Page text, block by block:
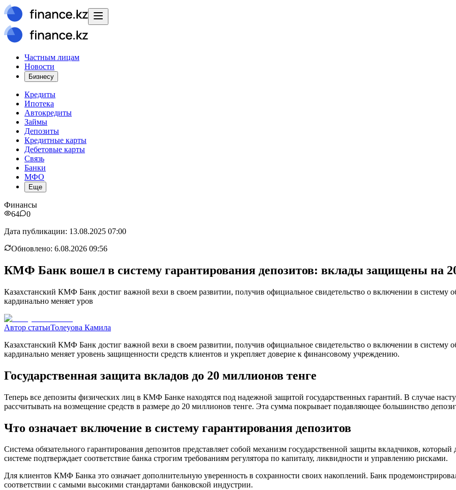
Частным лицам
Новости
Бизнесу
Кредиты
Ипотека
Автокредиты
Займы
Депозиты
Кредитные карты
Дебетовые карты
Связь
Банки
МФО
Еще
Финансы
64
0
Дата публикации: 13.08.2025 07:00
Обновлено: 6.08.2026 09:56
КМФ Банк вошел в систему гарантирования депозитов: вклады защищены на
Казахстанский КМФ Банк достиг важной вехи в своем развитии, получив официальное свидетельство о включении в систему
кардинально меняет уров
Автор статьиТолеуова Камила
Казахстанский КМФ Банк достиг важной вехи в своем развитии, получив официальное свидетельство о включении в систему
кардинально меняет уровень защищенности средств клиентов и укрепляет доверие к финансовому учреждению.
Государственная защита вкладов до 20 миллионов тенге
Теперь все депозиты физических лиц в КМФ Банке находятся под надежной защитой государственных гарантий. В случае
рассчитывать на возмещение средств в размере до 20 миллионов тенге. Эта сумма покрывает подавляющее большинство
Что означает включение в систему гарантирования депозитов
Система обязательного гарантирования депозитов представляет собой механизм государственной защиты вкладчиков,
системе подтверждает соответствие банка строгим требованиям регулятора по капиталу, ликвидности и управлению рисками.
Для клиентов КМФ Банка это означает дополнительную уверенность в сохранности своих накоплений. Банк
соответствии с самыми высокими стандартами банковской индустрии.